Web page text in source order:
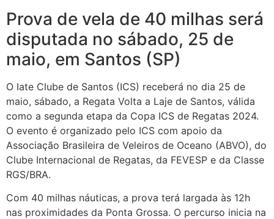
Prova de vela de 40 milhas será
disputada no sábado, 25 de
maio, em Santos (SP)
O Iate Clube de Santos (ICS) receberá no dia 25 de
maio, sábado, a Regata Volta a Laje de Santos, válida
como a segunda etapa da Copa ICS de Regatas 2024.
O evento é organizado pelo ICS com apoio da
Associação Brasileira de Veleiros de Oceano (ABVO), do
Clube Internacional de Regatas, da FEVESP e da Classe
RGS/BRA.
Com 40 milhas náuticas, a prova terá largada às 12h
nas proximidades da Ponta Grossa. O percurso inicia na